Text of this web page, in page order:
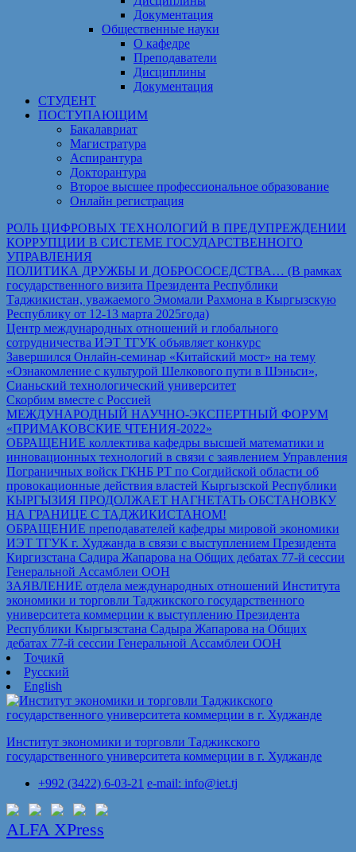
Документация
Общественные науки
О кафедре
Преподаватели
Дисциплины
Документация
СТУДЕНТ
ПОСТУПАЮЩИМ
Бакалавриат
Магистратура
Аспирантура
Докторантура
Второе высшее профессиональное образование
Онлайн регистрация
РОЛЬ ЦИФРОВЫХ ТЕХНОЛОГИЙ В ПРЕДУПРЕЖДЕНИИ
КОРРУПЦИИ В СИСТЕМЕ ГОСУДАРСТВЕННОГО
УПРАВЛЕНИЯ
ПОЛИТИКА ДРУЖБЫ И ДОБРОСОСЕДСТВА… (В рамках
государственного визита Президента Республики
Таджикистан, уважаемого Эмомали Рахмона в Кыргызскую
Республику от 12-13 марта 2025года)
Центр международных отношений и глобального
сотрудничества ИЭТ ТГУК объявляет конкурс
Завершился Онлайн-семинар «Китайский мост» на тему
«Ознакомление с культурой Шелкового пути в Шэньси»,
Сианьский технологический университет
Скорбим вместе с Россией
МЕЖДУНАРОДНЫЙ НАУЧНО-ЭКСПЕРТНЫЙ ФОРУМ
«ПРИМАКОВСКИЕ ЧТЕНИЯ-2022»
ОБРАЩЕНИЕ коллектива кафедры высшей математики и
инновационных технологий в связи с заявлением Управления
Пограничных войск ГКНБ РТ по Согдийской области об
провокационные действия властей Кыргызской Республики
КЫРГЫЗИЯ ПРОДОЛЖАЕТ НАГНЕТАТЬ ОБСТАНОВКУ
НА ГРАНИЦЕ С ТАДЖИКИСТАНОМ!
ОБРАЩЕНИЕ преподавателей кафедры мировой экономики
ИЭТ ТГУК г. Худжанда в связи с выступлением Президента
Киргизстана Садира Жапарова на Общих дебатах 77-й сессии
Генеральной Ассамблеи ООН
ЗАЯВЛЕНИЕ отдела международных отношений Института
экономики и торговли Таджикского государственного
университета коммерции к выступлению Президента
Республики Кыргызстана Садыра Жапарова на Общих
дебатах 77-й сессии Генеральной Ассамблеи ООН
Тоҷикӣ
Русский
English
Институт экономики и торговли Таджикского
государственного университета коммерции в г. Худжанде
+992 (3422) 6-03-21 e-mail: info@iet.tj
ALFA XPress